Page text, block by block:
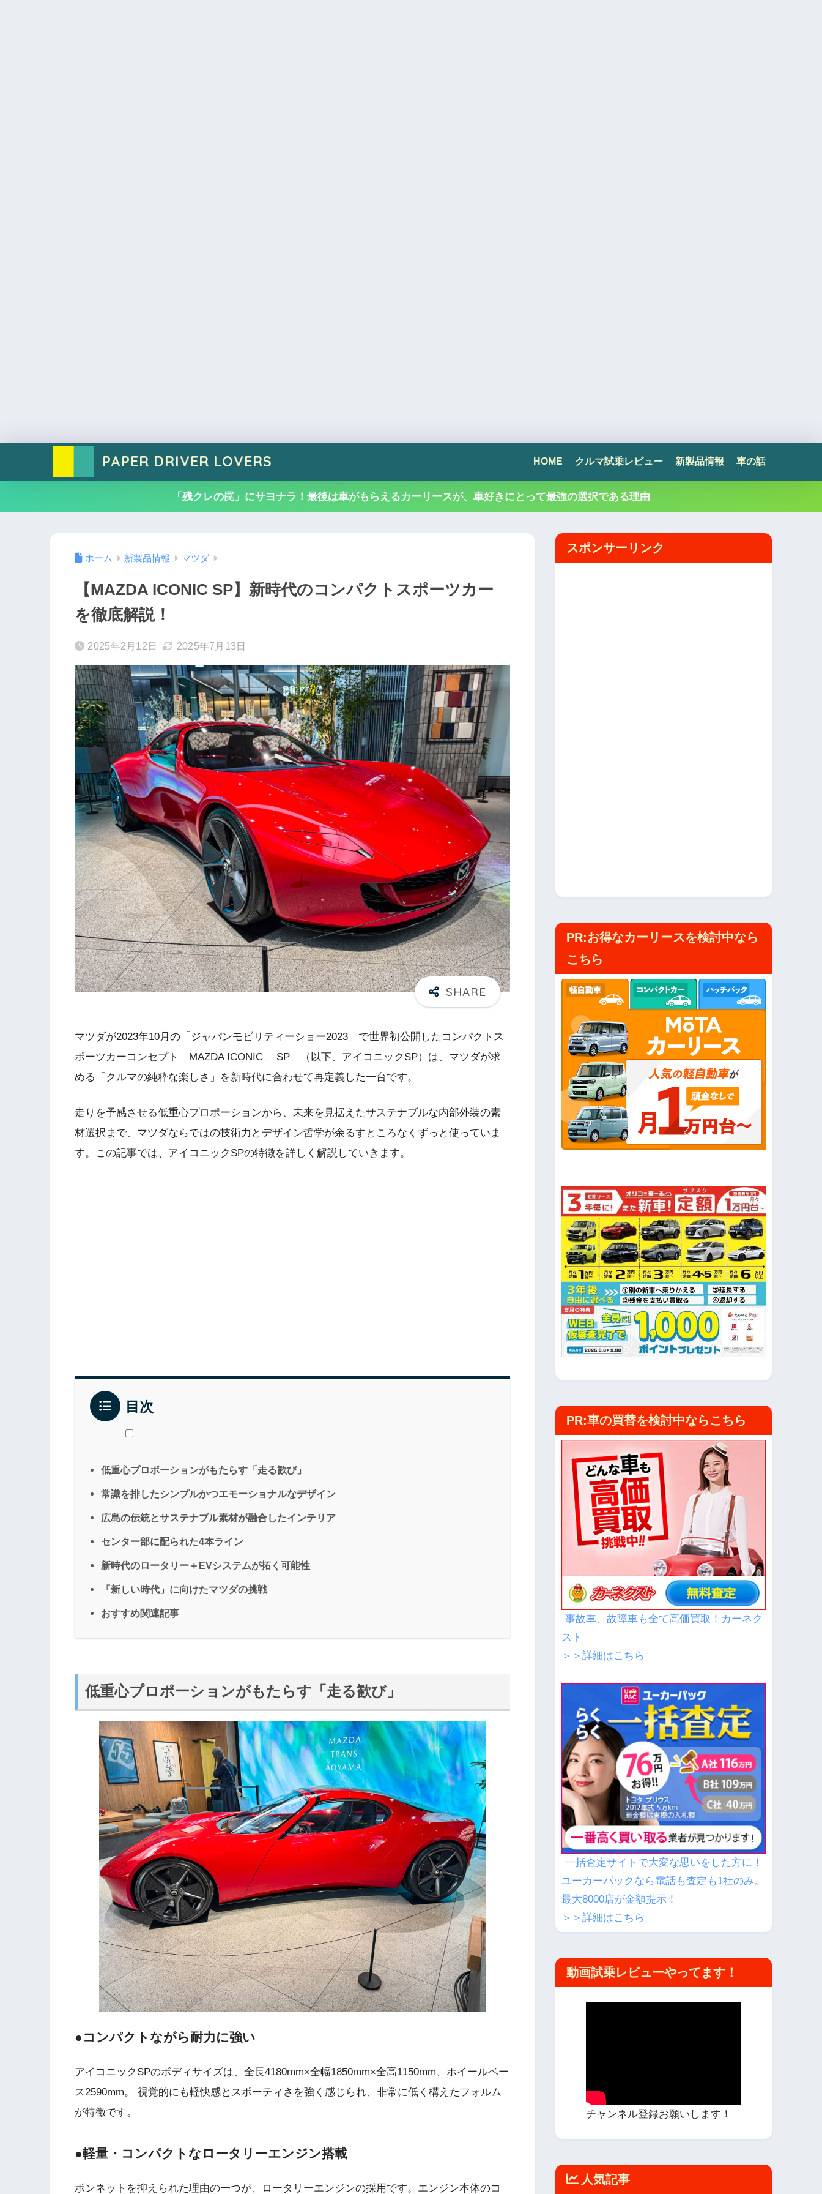
PAPER DRIVER LOVERS HOME クルマ試乗レビュー 新製品情報 車の話
「残クレの罠」にサヨナラ！最後は車がもらえるカーリースが、車好きにとって最強の選択である理由
ホーム 新製品情報 マツダ
【MAZDA ICONIC SP】新時代のコンパクトスポーツカー
を徹底解説！
2025年2月12日 2025年7月13日
マツダが2023年10月の「ジャパンモビリティーショー2023」で世界初公開したコンパクトス
ポーツカーコンセプト「MAZDA ICONIC」 SP」（以下、アイコニックSP）は、マツダが求
める「クルマの純粋な楽しさ」を新時代に合わせて再定義した一台です。
走りを予感させる低重心プロポーションから、未来を見据えたサステナブルな内部外装の素
材選択まで、マツダならではの技術力とデザイン哲学が余るすところなくずっと使っていま
す。この記事では、アイコニックSPの特徴を詳しく解説していきます。
目次
低重心プロポーションがもたらす「走る歓び」
常識を排したシンプルかつエモーショナルなデザイン
広島の伝統とサステナブル素材が融合したインテリア
センター部に配られた4本ライン
新時代のロータリー＋EVシステムが拓く可能性
「新しい時代」に向けたマツダの挑戦
おすすめ関連記事
低重心プロポーションがもたらす「走る歓び」
●コンパクトながら耐力に強い
アイコニックSPのボディサイズは、全長4180mm×全幅1850mm×全高1150mm、ホイールベー
ス2590mm。 視覚的にも軽快感とスポーティさを強く感じられ、非常に低く構えたフォルム
が特徴です。
●軽量・コンパクトなロータリーエンジン搭載
ボンネットを抑えられた理由の一つが、ロータリーエンジンの採用です。エンジン本体のコ
スポンサーリンク
PR:お得なカーリースを検討中なら
こちら
PR:車の買替を検討中ならこちら
事故車、故障車も全て高価買取！カーネク
スト
＞＞詳細はこちら
一括査定サイトで大変な思いをした方に！
ユーカーパックなら電話も査定も1社のみ。
最大8000店が金額提示！
＞＞詳細はこちら
動画試乗レビューやってます！
チャンネル登録お願いします！
人気記事